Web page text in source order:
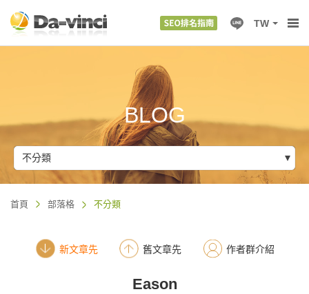
TW
BLOG
不分類
首頁 部落格 不分類
新文章先 舊文章先 作者群介紹
Eason